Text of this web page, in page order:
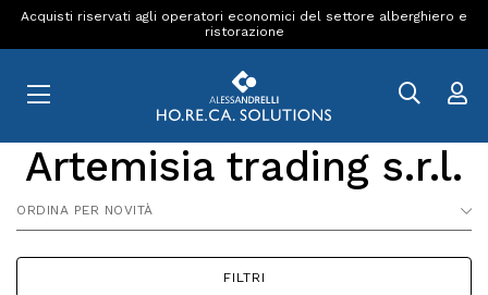
Acquisti riservati agli operatori economici del settore alberghiero e
ristorazione
Artemisia trading s.r.l.
ORDINA PER NOVITÀ
FILTRI